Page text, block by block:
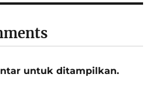
untuk ditampilkan.